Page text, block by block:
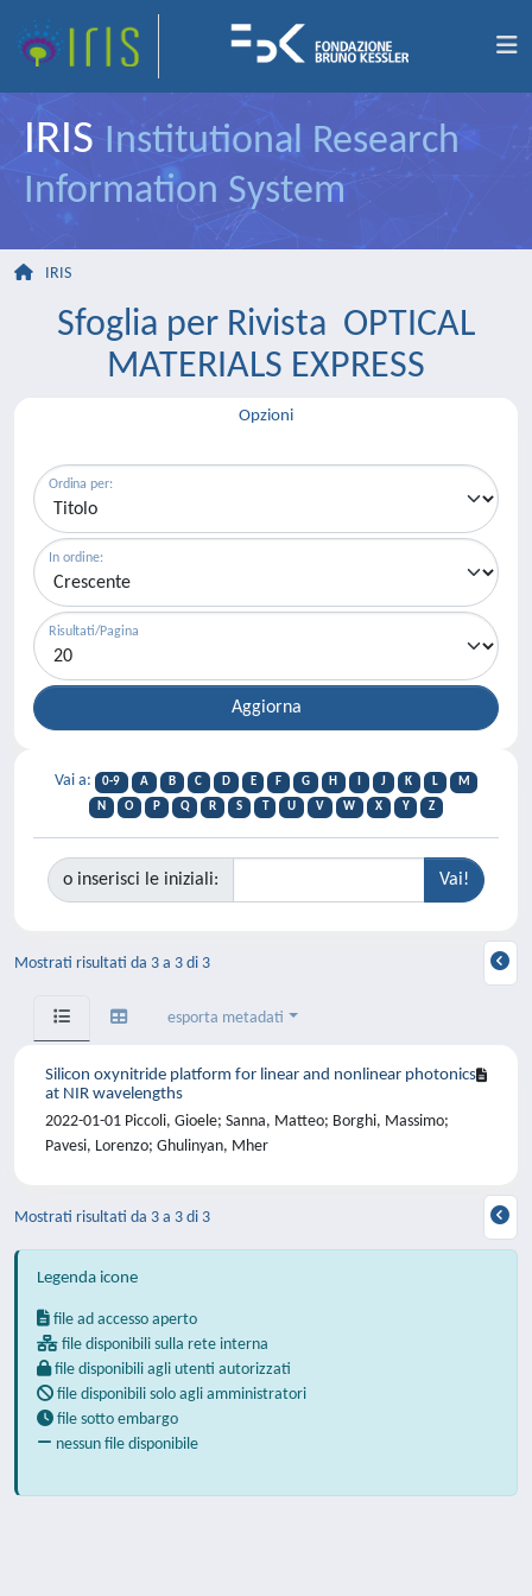
IRIS Institutional Research
Information System
IRIS
Sfoglia per Rivista OPTICAL
MATERIALS EXPRESS
Opzioni
Ordina per:
In ordine:
Risultati/Pagina
Vai a: 0-9 A B C D E F G H J K L
M
N
O P Q R S T U V W X Y Z
o inserisci le iniziali:
Mostrati risultati da 3 a 3 di 3
esporta metadati
Silicon oxynitride platform for linear and nonlinear photonics
at NIR wavelengths
2022-01-01 Piccoli, Gioele; Sanna, Matteo; Borghi, Massimo;
Pavesi, Lorenzo; Ghulinyan, Mher
Mostrati risultati da 3 a 3 di 3
Legenda icone
file ad accesso aperto
file disponibili sulla rete interna
file disponibili agli utenti autorizzati
file disponibili solo agli amministratori
file sotto embargo
nessun file disponibile